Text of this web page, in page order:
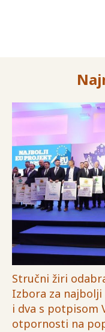
Stručni žiri
Izbora za
i dva s potpisom
otpornosti na